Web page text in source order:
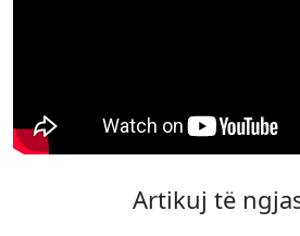
Artikuj të